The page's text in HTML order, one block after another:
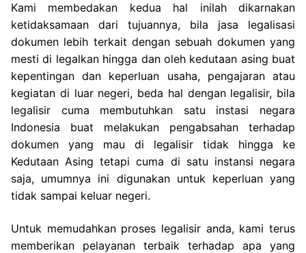
Kami membedakan kedua hal inilah dikarnakan
ketidaksamaan dari tujuannya, bila jasa legalisasi
dokumen lebih terkait dengan sebuah dokumen yang
mesti di legalkan hingga dan oleh kedutaan asing buat
kepentingan dan keperluan usaha, pengajaran atau
kegiatan di luar negeri, beda hal dengan legalisir, bila
legalisir cuma membutuhkan satu instasi negara
Indonesia buat melakukan pengabsahan terhadap
dokumen yang mau di legalisir tidak hingga ke
Kedutaan Asing tetapi cuma di satu instansi negara
saja, umumnya ini digunakan untuk keperluan yang
tidak sampai keluar negeri.
Untuk memudahkan proses legalisir anda, kami terus
memberikan pelayanan terbaik terhadap apa yang